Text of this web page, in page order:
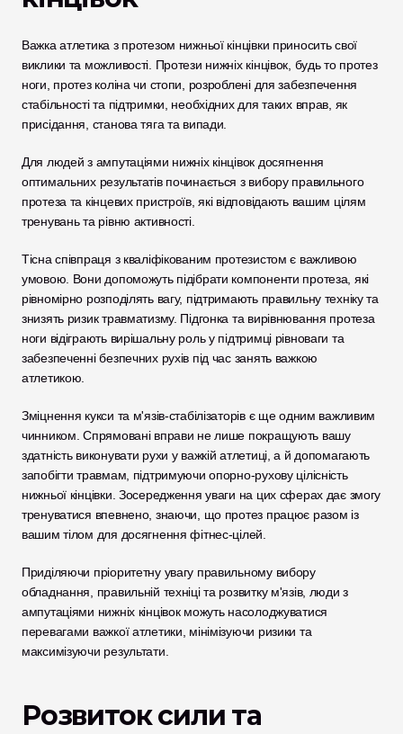
Важка атлетика з протезом нижньої кінцівки приносить свої
виклики та можливості. Протези нижніх кінцівок, будь то протез
ноги, протез коліна чи стопи, розроблені для забезпечення
стабільності та підтримки, необхідних для таких вправ, як
присідання, станова тяга та випади.
Для людей з ампутаціями нижніх кінцівок досягнення
оптимальних результатів починається з вибору правильного
протеза та кінцевих пристроїв, які відповідають вашим цілям
тренувань та рівню активності.
Тісна співпраця з кваліфікованим протезистом є важливою
умовою. Вони допоможуть підібрати компоненти протеза, які
рівномірно розподілять вагу, підтримають правильну техніку та
знизять ризик травматизму. Підгонка та вирівнювання протеза
ноги відіграють вирішальну роль у підтримці рівноваги та
забезпеченні безпечних рухів під час занять важкою
атлетикою.
Зміцнення кукси та м'язів-стабілізаторів є ще одним важливим
чинником. Спрямовані вправи не лише покращують вашу
здатність виконувати рухи у важкій атлетиці, а й допомагають
запобігти травмам, підтримуючи опорно-рухову цілісність
нижньої кінцівки. Зосередження уваги на цих сферах дає змогу
тренуватися впевнено, знаючи, що протез працює разом із
вашим тілом для досягнення фітнес-цілей.
Приділяючи пріоритетну увагу правильному вибору
обладнання, правильній техніці та розвитку м'язів, люди з
ампутаціями нижніх кінцівок можуть насолоджуватися
перевагами важкої атлетики, мінімізуючи ризики та
максимізуючи результати.
Розвиток сили та